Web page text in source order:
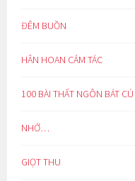
ĐÊM BUỒN
HÂN HOAN CẢM TÁC
100 BÀI THẤT NGÔN BÁT CÚ
NHỚ…
GIỌT THU